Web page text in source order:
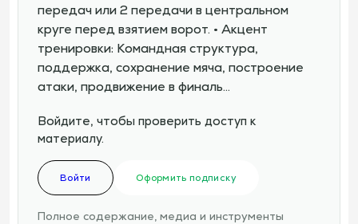
передач или 2 передачи в центральном
круге перед взятием ворот. • Акцент
тренировки: Командная структура,
поддержка, сохранение мяча, построение
атаки, продвижение в финаль…
Войдите, чтобы проверить доступ к
материалу.
Войти Оформить подписку
Полное содержание, медиа и инструменты